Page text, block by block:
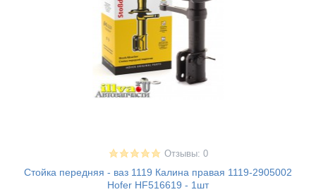
Отзывы: 0
Стойка передняя - ваз 1119 Калина правая 1119-2905002
Hofer HF516619 - 1шт